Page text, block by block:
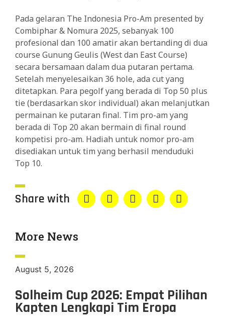
Pada gelaran The Indonesia Pro-Am presented by
Combiphar & Nomura 2025, sebanyak 100
profesional dan 100 amatir akan bertanding di dua
course Gunung Geulis (West dan East Course)
secara bersamaan dalam dua putaran pertama.
Setelah menyelesaikan 36 hole, ada cut yang
ditetapkan. Para pegolf yang berada di Top 50 plus
tie (berdasarkan skor individual) akan melanjutkan
permainan ke putaran final. Tim pro-am yang
berada di Top 20 akan bermain di final round
kompetisi pro-am. Hadiah untuk nomor pro-am
disediakan untuk tim yang berhasil menduduki
Top 10.
Share with
More News
August 5, 2026
Solheim Cup 2026: Empat Pilihan
Kapten Lengkapi Tim Eropa